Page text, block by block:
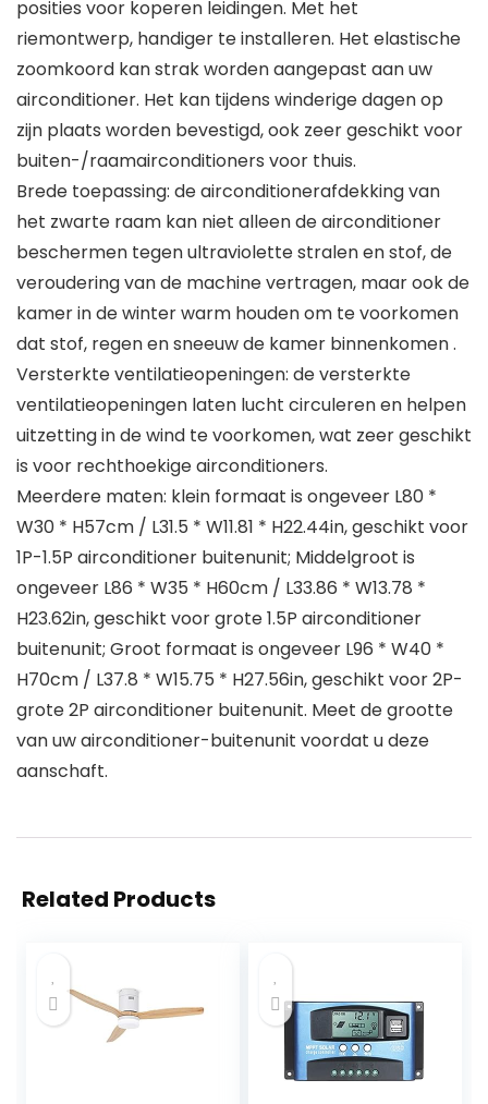
posities voor koperen leidingen. Met het
riemontwerp, handiger te installeren. Het elastische
zoomkoord kan strak worden aangepast aan uw
airconditioner. Het kan tijdens winderige dagen op
zijn plaats worden bevestigd, ook zeer geschikt voor
buiten-/raamairconditioners voor thuis.
Brede toepassing: de airconditionerafdekking van
het zwarte raam kan niet alleen de airconditioner
beschermen tegen ultraviolette stralen en stof, de
veroudering van de machine vertragen, maar ook de
kamer in de winter warm houden om te voorkomen
dat stof, regen en sneeuw de kamer binnenkomen .
Versterkte ventilatieopeningen: de versterkte
ventilatieopeningen laten lucht circuleren en helpen
uitzetting in de wind te voorkomen, wat zeer geschikt
is voor rechthoekige airconditioners.
Meerdere maten: klein formaat is ongeveer L80 *
W30 * H57cm / L31.5 * W11.81 * H22.44in, geschikt voor
1P-1.5P airconditioner buitenunit; Middelgroot is
ongeveer L86 * W35 * H60cm / L33.86 * W13.78 *
H23.62in, geschikt voor grote 1.5P airconditioner
buitenunit; Groot formaat is ongeveer L96 * W40 *
H70cm / L37.8 * W15.75 * H27.56in, geschikt voor 2P-
grote 2P airconditioner buitenunit. Meet de grootte
van uw airconditioner-buitenunit voordat u deze
aanschaft.
Related Products